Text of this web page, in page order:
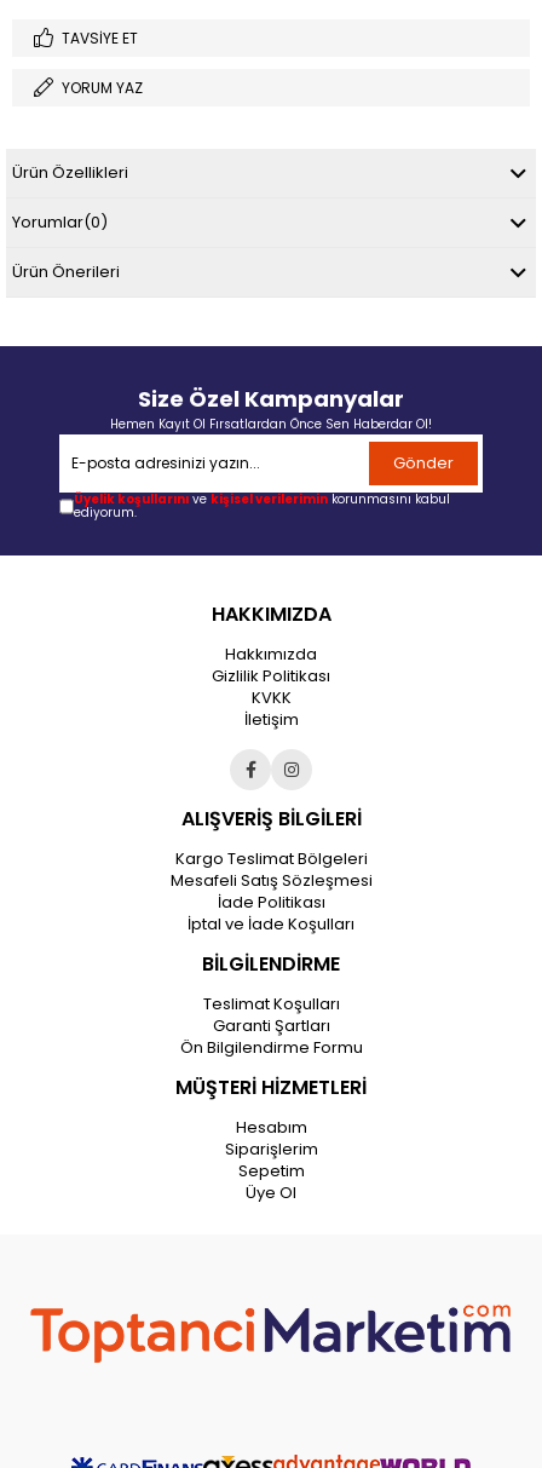
TAVSIYE ET
YORUM YAZ
Ürün Özellikleri
Yorumlar(0)
Ürün Önerileri
Size Özel Kampanyalar
Hemen Kayıt Ol Fırsatlardan Önce Sen Haberdar Ol!
Gönder
Üyelik koşullarını ve kişisel verilerimin korunmasını kabul
ediyorum.
HAKKIMIZDA
Hakkımızda
Gizlilik Politikası
KVKK
İletişim
ALIŞVERİŞ BİLGİLERİ
Kargo Teslimat Bölgeleri
Mesafeli Satış Sözleşmesi
İade Politikası
İptal ve İade Koşulları
BİLGİLENDİRME
Teslimat Koşulları
Garanti Şartları
Ön Bilgilendirme Formu
MÜŞTERİ HİZMETLERİ
Hesabım
Siparişlerim
Sepetim
Üye Ol